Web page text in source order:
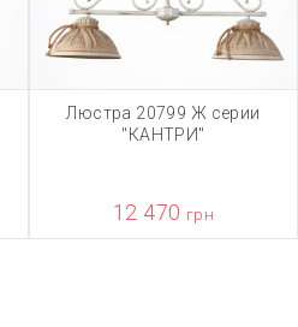
Люстра 20799 Ж серии
"КАНТРИ"
12 470 грн